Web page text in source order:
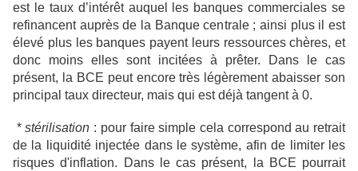
est le taux d’intérêt auquel les banques commerciales se
refinancent auprès de la Banque centrale ; ainsi plus il est
élevé plus les banques payent leurs ressources chères, et
donc moins elles sont incitées à prêter. Dans le cas
présent, la BCE peut encore très légèrement abaisser son
principal taux directeur, mais qui est déjà tangent à 0.
*stérilisation : pour faire simple cela correspond au retrait
de la liquidité injectée dans le système, afin de limiter les
risques d'inflation. Dans le cas présent, la BCE pourrait